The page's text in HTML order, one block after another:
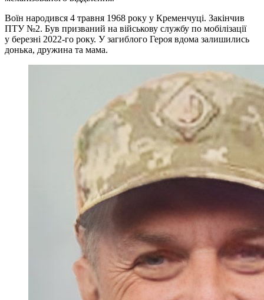
Воїн народився 4 травня 1968 року у Кременчуці. Закінчив
ПТУ №2. Був призваний на військову службу по мобілізації
у березні 2022-го року. У загиблого Героя вдома залишились
донька, дружина та мама.